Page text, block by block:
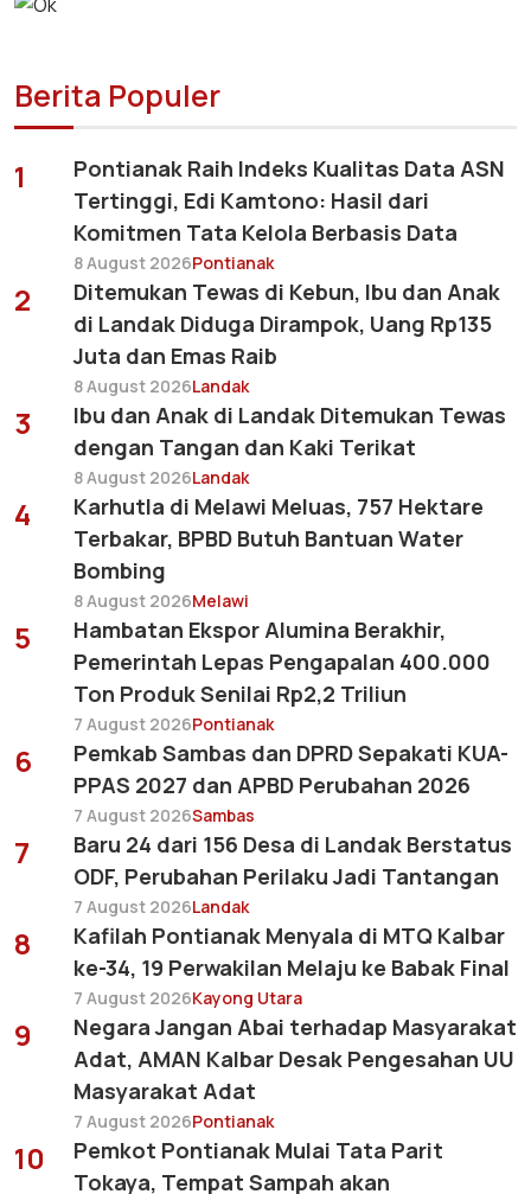
Berita Populer
1
Pontianak Raih Indeks Kualitas Data ASN
Tertinggi, Edi Kamtono: Hasil dari
Komitmen Tata Kelola Berbasis Data
8 August 2026Pontianak
2
Ditemukan Tewas di Kebun, Ibu dan Anak
di Landak Diduga Dirampok, Uang Rp135
Juta dan Emas Raib
8 August 2026Landak
3
Ibu dan Anak di Landak Ditemukan Tewas
dengan Tangan dan Kaki Terikat
8 August 2026Landak
4
Karhutla di Melawi Meluas, 757 Hektare
Terbakar, BPBD Butuh Bantuan Water
Bombing
8 August 2026Melawi
5
Hambatan Ekspor Alumina Berakhir,
Pemerintah Lepas Pengapalan 400.000
Ton Produk Senilai Rp2,2 Triliun
7 August 2026Pontianak
6
Pemkab Sambas dan DPRD Sepakati KUA-
PPAS 2027 dan APBD Perubahan 2026
7 August 2026Sambas
7
Baru 24 dari 156 Desa di Landak Berstatus
ODF, Perubahan Perilaku Jadi Tantangan
7 August 2026Landak
8
Kafilah Pontianak Menyala di MTQ Kalbar
ke-34, 19 Perwakilan Melaju ke Babak Final
7 August 2026Kayong Utara
9
Negara Jangan Abai terhadap Masyarakat
Adat, AMAN Kalbar Desak Pengesahan UU
Masyarakat Adat
7 August 2026Pontianak
10
Pemkot Pontianak Mulai Tata Parit
Tokaya, Tempat Sampah akan